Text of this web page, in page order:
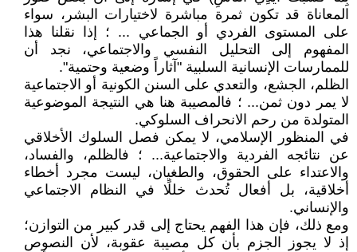
المعاناة قد تكون ثمرة مباشرة لاختيارات البشر، سواء
على المستوى الفردي أو الجماعي ... ؛ إذا نقلنا هذا
المفهوم إلى التحليل النفسي والاجتماعي، نجد أن
للممارسات الإنسانية السلبية "آثاراً وضعية وحتمية".
الظلم، الجشع، والتعدي على السنن الكونية أو الاجتماعية
لا يمر دون ثمن... ؛ فالمصيبة هنا هي النتيجة الموضوعية
المتولدة من رحم الانحراف السلوكي.
في المنظور الإسلامي، لا يمكن فصل السلوك الأخلاقي
عن نتائجه الفردية والاجتماعية... ؛ فالظلم، والفساد،
والاعتداء على الحقوق، والطغيان، ليست مجرد أخطاء
أخلاقية، بل أفعال تُحدث خللًا في النظام الاجتماعي
والإنساني.
ومع ذلك، فإن هذا الفهم يحتاج إلى قدر كبير من التوازن؛
إذ لا يجوز الجزم بأن كل مصيبة عقوبة، لأن النصوص